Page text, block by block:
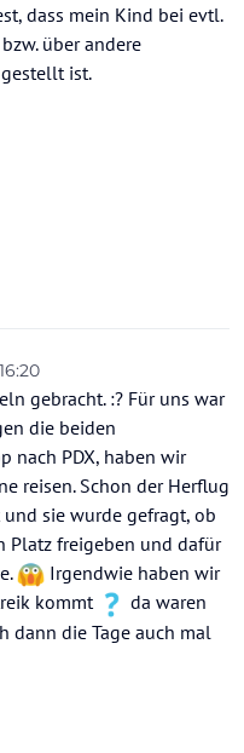
dass mein Kind bei evtl.
über andere
ist.
gebracht. :? Für uns war
die beiden
nach PDX, haben wir
reisen. Schon der Herflug
sie wurde gefragt, ob
Platz freigeben und dafür
Irgendwie haben wir
kommt
da waren
dann die Tage auch mal